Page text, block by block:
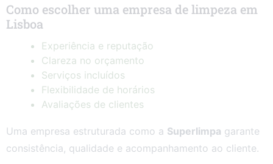
Como escolher uma empresa de limpeza em
Lisboa
Experiência e reputação
Clareza no orçamento
Serviços incluídos
Flexibilidade de horários
Avaliações de clientes
Uma empresa estruturada como a Superlimpa garante
consistência, qualidade e acompanhamento ao cliente.